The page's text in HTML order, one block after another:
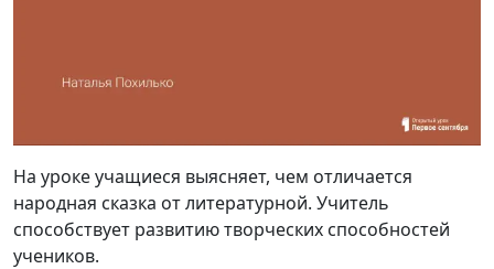
На уроке учащиеся выясняет, чем отличается
народная сказка от литературной. Учитель
способствует развитию творческих способностей
учеников.